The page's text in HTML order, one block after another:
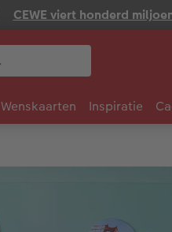
CEWE viert honderd
Wenskaarten Inspiratie